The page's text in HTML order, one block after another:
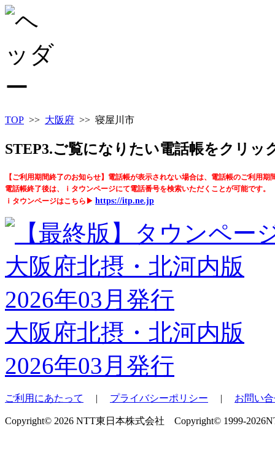
TOP >> 大阪府 >> 寝屋川市
STEP3.ご覧になりたい電話帳をクリッ
【ご利用期間終了のお知らせ】電話帳が表示されない場合は、電話帳のご利用期
電話帳終了後は、ｉタウンページにて電話番号を検索いただくことが可能です。
ｉタウンページはこちら▶ https://itp.ne.jp
大阪府北摂・北河内版
2026年03月発行
ご利用にあたって | プライバシーポリシー | お問い
Copyright© 2026 NTT東日本株式会社 Copyright© 1999-